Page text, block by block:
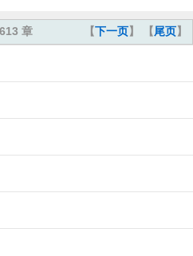
【下一页】 【尾页】
章